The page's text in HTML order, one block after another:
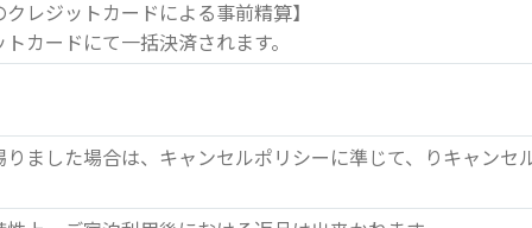
レジットカードによる事前精算】
カードにて一括決済されます。
ました場合は、キャンセルポリシーに準じて、りキャン